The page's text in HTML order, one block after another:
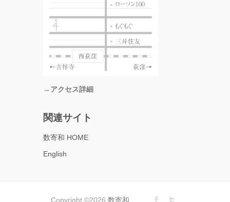
→アクセス詳細
関連サイト
数寄和 HOME
English
Copyright ©2026数寄和